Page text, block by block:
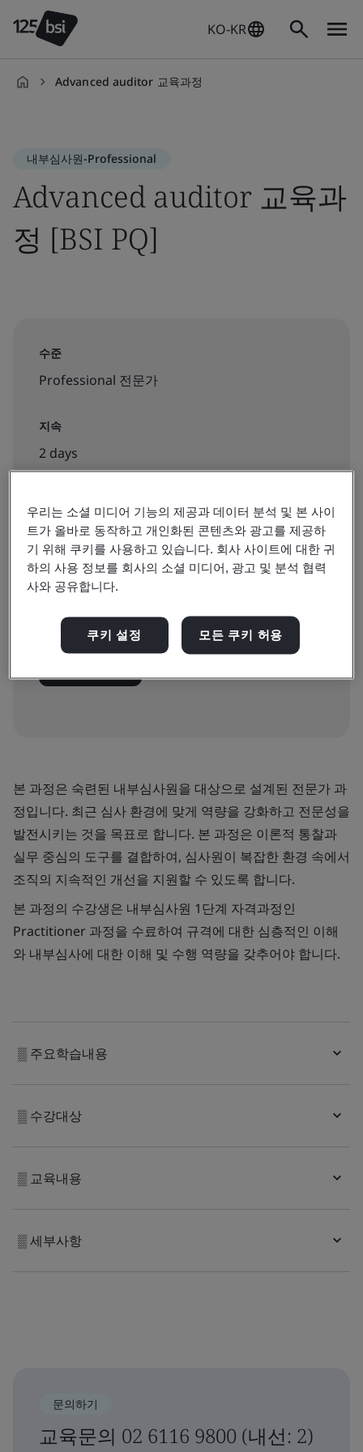
KO-KR
Advanced auditor 교육과정
내부심사원-Professional
Advanced auditor 교육과
정 [BSI PQ]
수준
Professional 전문가
지속
2 days
예약 가능:
집체 교육
본 과정은 숙련된 내부심사원을 대상으로 설계된 전문가 과
정입니다. 최근 심사 환경에 맞게 역량을 강화하고 전문성을
발전시키는 것을 목표로 합니다. 본 과정은 이론적 통찰과
실무 중심의 도구를 결합하여, 심사원이 복잡한 환경 속에서
조직의 지속적인 개선을 지원할 수 있도록 합니다.
본 과정의 수강생은 내부심사원 1단계 자격과정인
Practitioner 과정을 수료하여 규격에 대한 심층적인 이해
와 내부심사에 대한 이해 및 수행 역량을 갖추어야 합니다.
▒ 주요학습내용
▒ 수강대상
▒ 교육내용
▒ 세부사항
문의하기
교육문의 02 6116 9800 (내선: 2)
우리는 소셜 미디어 기능의 제공과 데이터 분석 및 본 사이
트가 올바로 동작하고 개인화된 콘텐츠와 광고를 제공하
기 위해 쿠키를 사용하고 있습니다. 회사 사이트에 대한 귀
하의 사용 정보를 회사의 소셜 미디어, 광고 및 분석 협력
사와 공유합니다.
쿠키 설정 모든 쿠키 허용